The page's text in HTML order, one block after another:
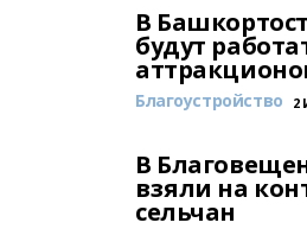
В
будут
Благоустройство 2
В
взяли на
сельчан